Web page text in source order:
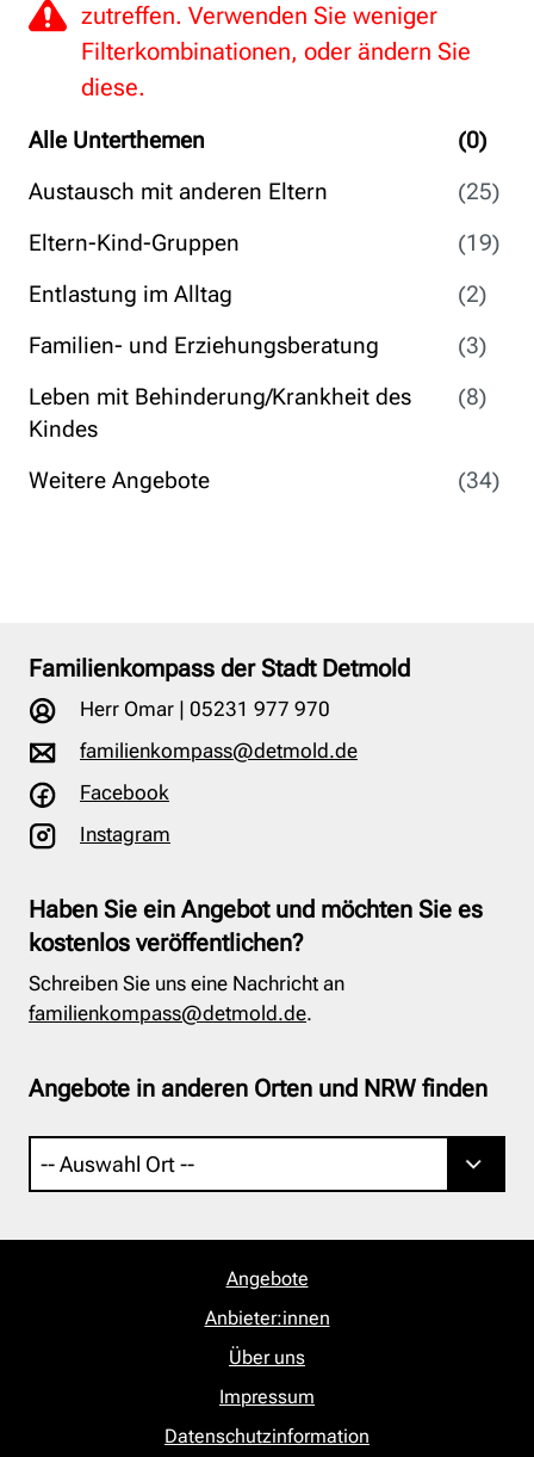
Alle Unterthemen
(0)
Austausch mit anderen Eltern
(25)
Eltern-Kind-Gruppen
(19)
Entlastung im Alltag
(2)
Familien- und Erziehungsberatung
(3)
Leben mit Behinderung/Krankheit des
Kindes
(8)
Weitere Angebote (34)
zutreffen. Verwenden Sie weniger
Filterkombinationen, oder ändern Sie
diese.
Familienkompass der Stadt Detmold
Herr Omar | 05231 977 970
familienkompass@detmold.de
Facebook
Instagram
Haben Sie ein Angebot und möchten Sie es
kostenlos veröffentlichen?
Schreiben Sie uns eine Nachricht an
familienkompass@detmold.de.
Angebote in anderen Orten und NRW finden
Angebote
Anbieter:innen
Über uns
Impressum
Datenschutzinformation